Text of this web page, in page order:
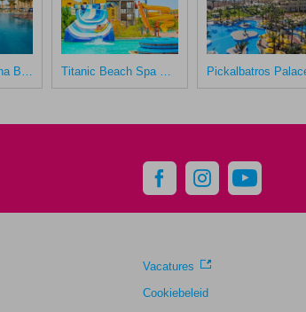
Vacatures
Cookiebeleid